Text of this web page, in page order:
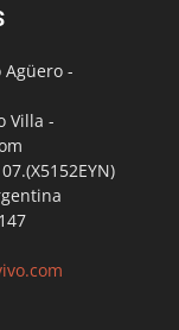
-
Villa -